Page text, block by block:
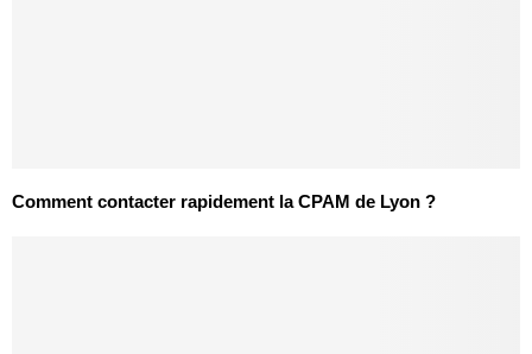
Comment contacter rapidement la CPAM de Lyon ?